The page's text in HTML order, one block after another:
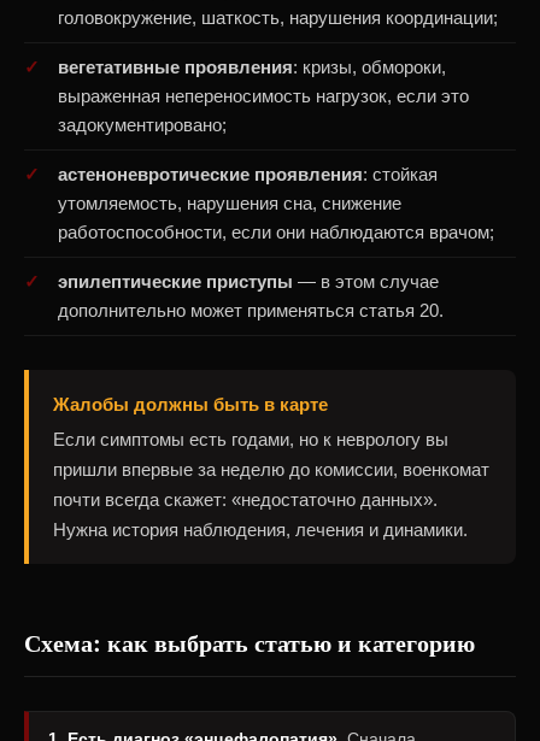
головокружение, шаткость, нарушения координации;
вегетативные проявления: кризы, обмороки,
выраженная непереносимость нагрузок, если это
задокументировано;
астеноневротические проявления: стойкая
утомляемость, нарушения сна, снижение
работоспособности, если они наблюдаются врачом;
эпилептические приступы — в этом случае
дополнительно может применяться статья 20.
Жалобы должны быть в карте
Если симптомы есть годами, но к неврологу вы
пришли впервые за неделю до комиссии, военкомат
почти всегда скажет: «недостаточно данных».
Нужна история наблюдения, лечения и динамики.
Схема: как выбрать статью и категорию